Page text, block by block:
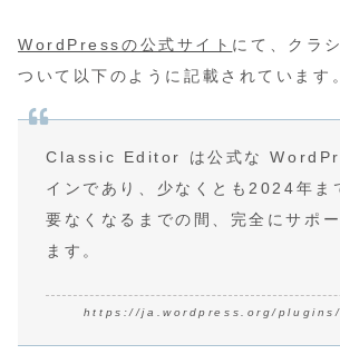
WordPressの公式サイト にて、クラ
ついて以下のように記載されています
Classic Editor は公式な
インであり、少なくとも2024年ま
要なくなるまでの間、完全にサポ
ます。
https://ja.wordpress.org/